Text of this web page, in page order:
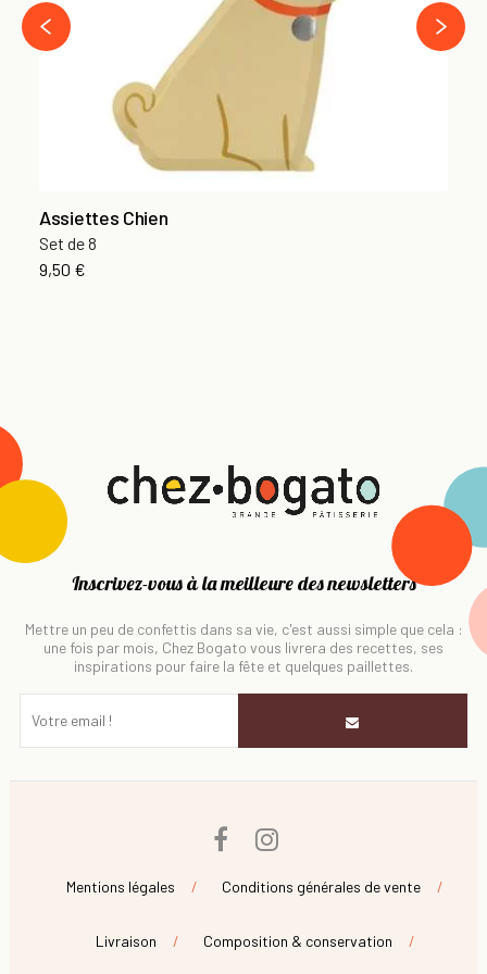
Assiettes Chien
Set de 8
9,50 €
‹
›
Inscrivez-vous à la meilleure des newsletters
Mettre un peu de confettis dans sa vie, c'est aussi simple que cela :
une fois par mois, Chez Bogato vous livrera des recettes, ses
inspirations pour faire la fête et quelques paillettes.
Facebook
Mentions légales Conditions générales de vente
Livraison Composition & conservation